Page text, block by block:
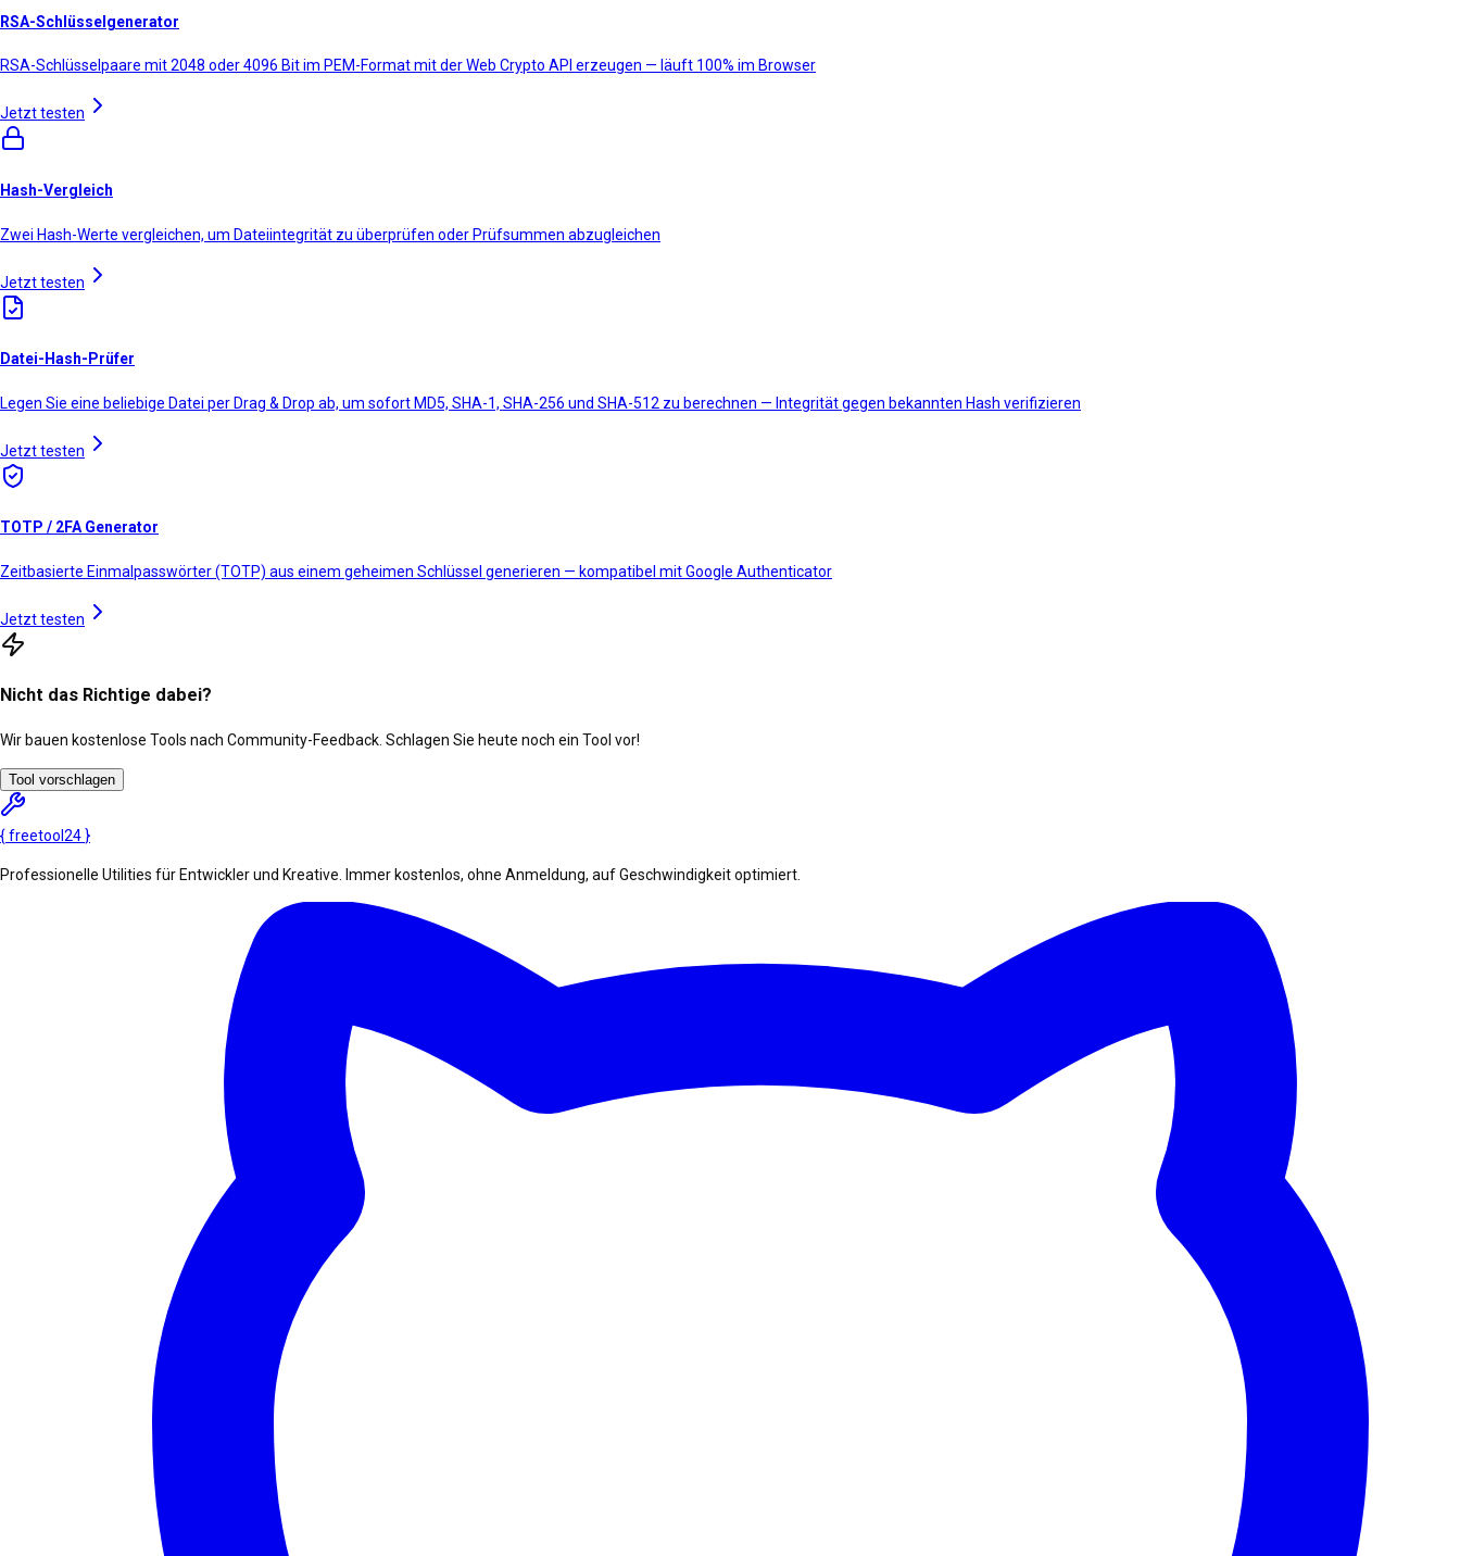
RSA-Schlüsselgenerator
RSA-Schlüsselpaare mit 2048 oder 4096 Bit im PEM-Format mit der Web Crypto API erzeugen — läuft 100% im Browser
Jetzt testen
Hash-Vergleich
Zwei Hash-Werte vergleichen, um Dateiintegrität zu überprüfen oder Prüfsummen abzugleichen
Jetzt testen
Datei-Hash-Prüfer
Legen Sie eine beliebige Datei per Drag & Drop ab, um sofort MD5, SHA-1, SHA-256 und SHA-512 zu berechnen — Integrität gegen bekannten Hash verifizieren
Jetzt testen
TOTP / 2FA Generator
Zeitbasierte Einmalpasswörter (TOTP) aus einem geheimen Schlüssel generieren — kompatibel mit Google Authenticator
Jetzt testen
Nicht das Richtige dabei?
Wir bauen kostenlose Tools nach Community-Feedback. Schlagen Sie heute noch ein Tool vor!
Tool vorschlagen
{freetool 24 }
Professionelle Utilities für Entwickler und Kreative. Immer kostenlos, ohne Anmeldung, auf Geschwindigkeit optimiert.